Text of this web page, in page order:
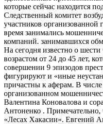
которые сейчас находится
Следственный комитет
участников
время занимались
компаний. занимавшихся
На сегодня известно о
возрастом от 24 до 45 лет,
совершении 9 эпизодов
фигурируют и «иные
причастны к аферам. В
организованном
Валентина Коновалова и
Антоненко .
«Лесах Хакасии». Евгений